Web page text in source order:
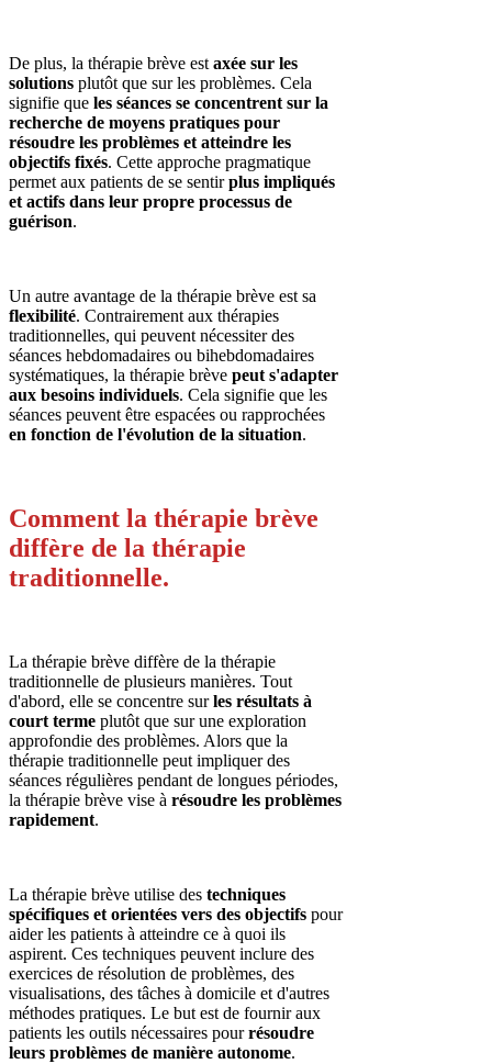
De plus, la thérapie brève est axée sur les
solutions plutôt que sur les problèmes. Cela
signifie que les séances se concentrent sur la
recherche de moyens pratiques pour
résoudre les problèmes et atteindre les
objectifs fixés. Cette approche pragmatique
permet aux patients de se sentirplus impliqués
et actifs dans leur propre processus de
guérison.
Un autre avantage de la thérapie brève est sa
flexibilité. Contrairement aux thérapies
traditionnelles, qui peuvent nécessiter des
séances hebdomadaires ou bihebdomadaires
systématiques, la thérapie brève peut s'adapter
aux besoins individuels. Cela signifie que les
séances peuvent être espacées ou rapprochées
en fonction de l'évolution de la situation.
Comment la thérapie brève
diffère de la thérapie
traditionnelle.
La thérapie brève diffère de la thérapie
traditionnelle de plusieurs manières. Tout
d'abord, elle se concentre surles résultats à
court terme plutôt que sur une exploration
approfondie des problèmes. Alors que la
thérapie traditionnelle peut impliquer des
séances régulières pendant de longues périodes,
la thérapie brève vise à résoudre les problèmes
rapidement.
La thérapie brève utilise des techniques
spécifiques et orientées vers des objectifs pour
aider les patients à atteindre ce à quoi ils
aspirent. Ces techniques peuvent inclure des
exercices de résolution de problèmes, des
visualisations, des tâches à domicile et d'autres
méthodes pratiques. Le but est de fournir aux
patients les outils nécessaires pourrésoudre
leurs problèmes de manière autonome.